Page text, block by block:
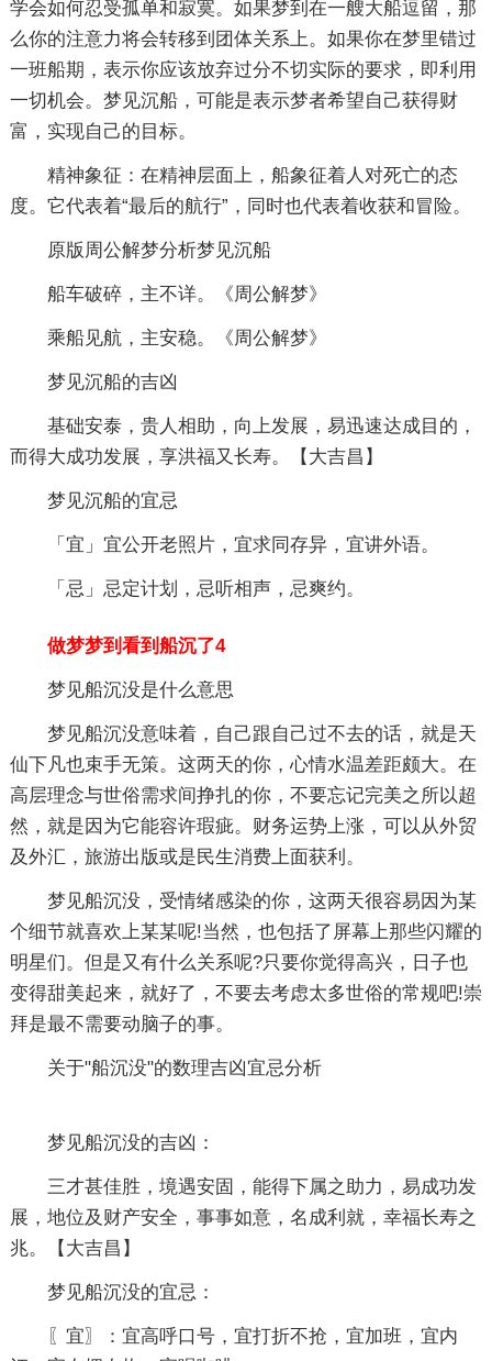
学会如何忍受孤单和寂寞。如果梦到在一艘大船逗留，那
么你的注意力将会转移到团体关系上。如果你在梦里错过
一班船期，表示你应该放弃过分不切实际的要求，即利用
一切机会。梦见沉船，可能是表示梦者希望自己获得财
富，实现自己的目标。
精神象征：在精神层面上，船象征着人对死亡的态
度。它代表着“最后的航行”，同时也代表着收获和冒险。
原版周公解梦分析梦见沉船
船车破碎，主不详。《周公解梦》
乘船见航，主安稳。《周公解梦》
梦见沉船的吉凶
基础安泰，贵人相助，向上发展，易迅速达成目的，
而得大成功发展，享洪福又长寿。【大吉昌】
梦见沉船的宜忌
「宜」宜公开老照片，宜求同存异，宜讲外语。
「忌」忌定计划，忌听相声，忌爽约。
做梦梦到看到船沉了4
梦见船沉没是什么意思
梦见船沉没意味着，自己跟自己过不去的话，就是天
仙下凡也束手无策。这两天的你，心情水温差距颇大。在
高层理念与世俗需求间挣扎的你，不要忘记完美之所以超
然，就是因为它能容许瑕疵。财务运势上涨，可以从外贸
及外汇，旅游出版或是民生消费上面获利。
梦见船沉没，受情绪感染的你，这两天很容易因为某
个细节就喜欢上某某呢!当然，也包括了屏幕上那些闪耀的
明星们。但是又有什么关系呢?只要你觉得高兴，日子也
变得甜美起来，就好了，不要去考虑太多世俗的常规吧!崇
拜是最不需要动脑子的事。
关于"船沉没"的数理吉凶宜忌分析
梦见船沉没的吉凶：
三才甚佳胜，境遇安固，能得下属之助力，易成功发
展，地位及财产安全，事事如意，名成利就，幸福长寿之
兆。【大吉昌】
梦见船沉没的宜忌：
〖宜〗：宜高呼口号，宜打折不抢，宜加班，宜内